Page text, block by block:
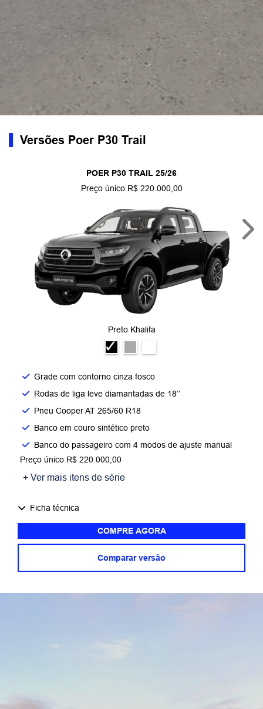
Versões Poer P30 Trail
POER P30 TRAIL 25/26
Preço único R$ 220.000,00
Preto Khalifa
Grade com contorno cinza fosco​
Rodas de liga leve diamantadas de 18’’​
Pneu Cooper AT 265/60 R18​
Banco em couro sintético preto​
Banco do passageiro com 4 modos de ajuste manual
Preço único R$ 220.000,00
+ Ver mais itens de série
Ficha técnica
COMPRE AGORA
Comparar versão